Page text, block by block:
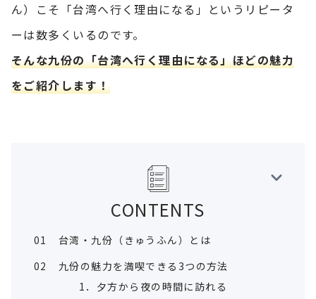
ん）こそ「台湾へ行く理由になる」というリピータ
ーは数多くいるのです。
そんな九份の「台湾へ行く理由になる」ほどの魅力
をご紹介します！
CONTENTS
01
台湾・九份（きゅうふん）とは
02
九份の魅力を満喫できる3つの方法
1．夕方から夜の時間に訪れる